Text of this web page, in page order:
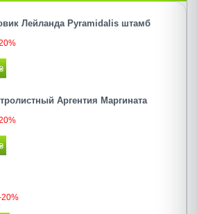
Лейланда Pyramidalis штамб
₴
Аргентия Маргината
₴